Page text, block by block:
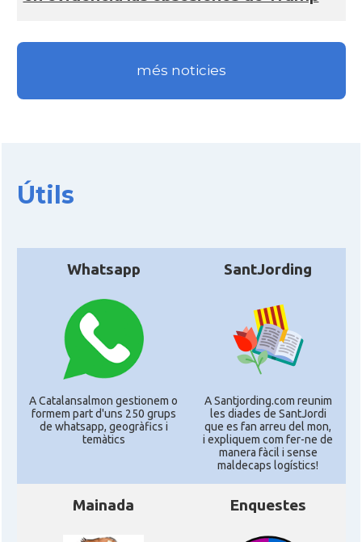
més noticies
Útils
Whatsapp
A Catalansalmon gestionem o
formem part d'uns 250 grups
de whatsapp, geogràfics i
temàtics
SantJording
A Santjording.com reunim
les diades de SantJordi
que es fan arreu del mon,
i expliquem com fer-ne de
manera fàcil i sense
maldecaps logí­stics!
Mainada Enquestes